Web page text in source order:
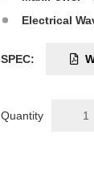
Electrical
SPEC:
Quantity